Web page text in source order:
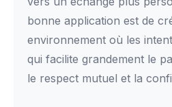
bonne application est de
environnement où les
qui facilite grandement le
le respect mutuel et la